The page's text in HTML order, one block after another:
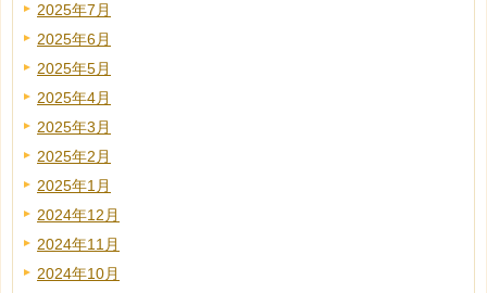
2025年7月
2025年6月
2025年5月
2025年4月
2025年3月
2025年2月
2025年1月
2024年12月
2024年11月
2024年10月